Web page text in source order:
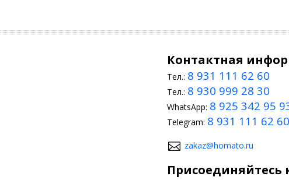
Контактная
Тел.: 8 931 111 62 60
Тел.: 8 930 999 28 30
WhatsApp: 8 925 342 95
Telegram: 8 931 111 62 60
zakaz@homato.ru
Присоединяйтесь